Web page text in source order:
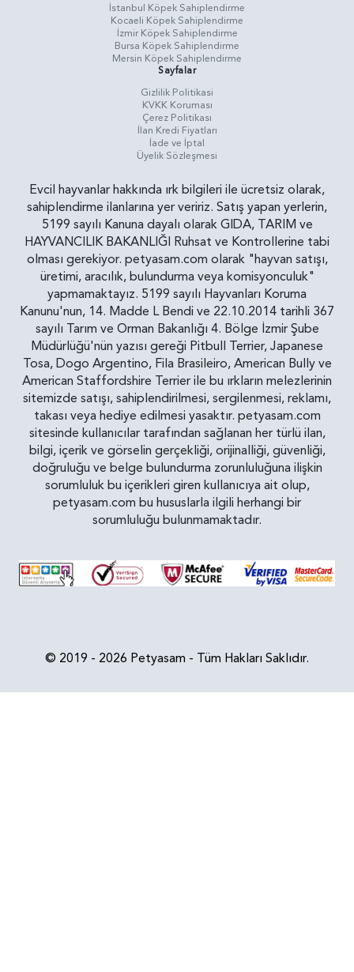
İstanbul Köpek Sahiplendirme
Kocaeli Köpek Sahiplendirme
İzmir Köpek Sahiplendirme
Bursa Köpek Sahiplendirme
Mersin Köpek Sahiplendirme
Sayfalar
Gizlilik Politikasi
KVKK Koruması
Çerez Politikası
İlan Kredi Fiyatları
İade ve İptal
Üyelik Sözleşmesi
Evcil hayvanlar hakkında ırk bilgileri ile ücretsiz olarak,
sahiplendirme ilanlarına yer veririz. Satış yapan yerlerin,
5199 sayılı Kanuna dayalı olarak GIDA, TARIM ve
HAYVANCILIK BAKANLIĞI Ruhsat ve Kontrollerine tabi
olması gerekiyor. petyasam.com olarak "hayvan satışı,
üretimi, aracılık, bulundurma veya komisyonculuk"
yapmamaktayız. 5199 sayılı Hayvanları Koruma
Kanunu'nun, 14. Madde L Bendi ve 22.10.2014 tarihli 367
sayılı Tarım ve Orman Bakanlığı 4. Bölge İzmir Şube
Müdürlüğü'nün yazısı gereği Pitbull Terrier, Japanese
Tosa, Dogo Argentino, Fila Brasileiro, American Bully ve
American Staffordshire Terrier ile bu ırkların melezlerinin
sitemizde satışı, sahiplendirilmesi, sergilenmesi, reklamı,
takası veya hediye edilmesi yasaktır. petyasam.com
sitesinde kullanıcılar tarafından sağlanan her türlü ilan,
bilgi, içerik ve görselin gerçekliği, orijinalliği, güvenliği,
doğruluğu ve belge bulundurma zorunluluğuna ilişkin
sorumluluk bu içerikleri giren kullanıcıya ait olup,
petyasam.com bu hususlarla ilgili herhangi bir
sorumluluğu bulunmamaktadır.
© 2019 - 2026 Petyasam - Tüm Hakları Saklıdır.